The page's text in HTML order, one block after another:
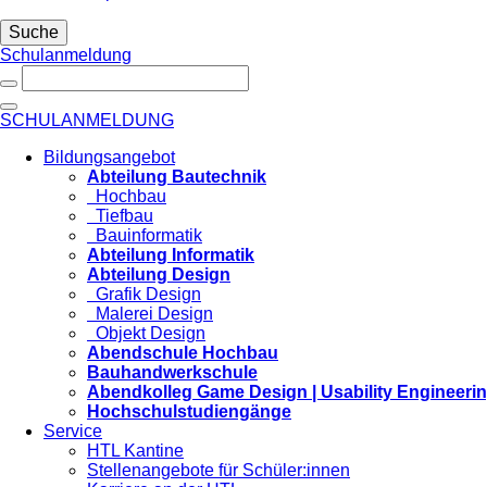
Suche
Schulanmeldung
SCHULANMELDUNG
Bildungsangebot
Abteilung Bautechnik
Hochbau
Tiefbau
Bauinformatik
Abteilung Informatik
Abteilung Design
Grafik Design
Malerei Design
Objekt Design
Abendschule Hochbau
Bauhandwerkschule
Abendkolleg Game Design | Usability
Hochschulstudiengänge
Service
HTL Kantine
Stellenangebote für Schüler:innen